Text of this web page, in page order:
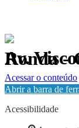
Av. Visconde de
Política de Privacidade.
Acessar o conteúdo
Abrir a barra de
Acessibilidade